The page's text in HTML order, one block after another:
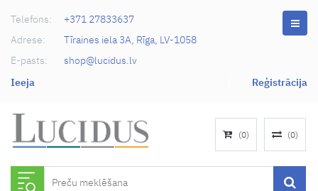
Telefons:
+371 27833637
Adrese:
Tīraines iela 3A, Rīga, LV-1058
E-pasts:
shop@lucidus.lv
Ieeja
Reģistrācija
(0) (0)